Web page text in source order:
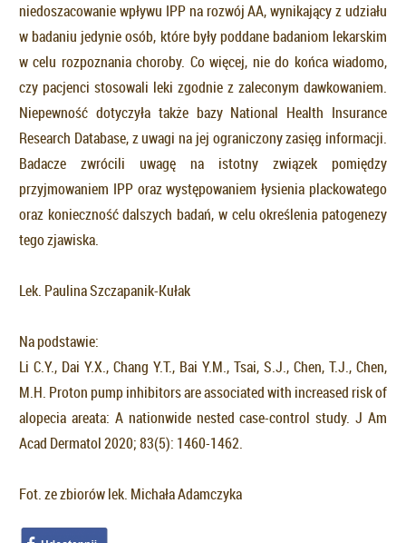
niedoszacowanie wpływu IPP na rozwój AA, wynikający z udziału
w badaniu jedynie osób, które były poddane badaniom lekarskim
w celu rozpoznania choroby. Co więcej, nie do końca wiadomo,
czy pacjenci stosowali leki zgodnie z zaleconym dawkowaniem.
Niepewność dotyczyła także bazy National Health Insurance
Research Database, z uwagi na jej ograniczony zasięg informacji.
Badacze zwrócili uwagę na istotny związek pomiędzy
przyjmowaniem IPP oraz występowaniem łysienia plackowatego
oraz konieczność dalszych badań, w celu określenia patogenezy
tego zjawiska.
Lek. Paulina Szczapanik-Kułak
Na podstawie:
Li C.Y., Dai Y.X., Chang Y.T., Bai Y.M., Tsai, S.J., Chen, T.J., Chen,
M.H. Proton pump inhibitors are associated with increased risk of
alopecia areata: A nationwide nested case-control study. J Am
Acad Dermatol 2020; 83(5): 1460-1462.
Fot. ze zbiorów lek. Michała Adamczyka